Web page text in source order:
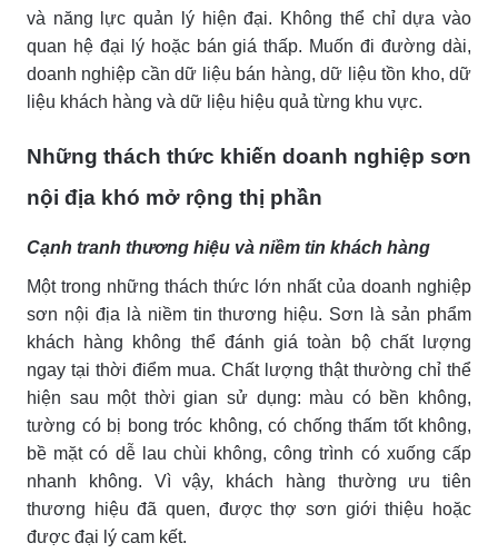
và năng lực quản lý hiện đại. Không thể chỉ dựa vào
quan hệ đại lý hoặc bán giá thấp. Muốn đi đường dài,
doanh nghiệp cần dữ liệu bán hàng, dữ liệu tồn kho, dữ
liệu khách hàng và dữ liệu hiệu quả từng khu vực.
Những thách thức khiến doanh nghiệp sơn
nội địa khó mở rộng thị phần
Cạnh tranh thương hiệu và niềm tin khách hàng
Một trong những thách thức lớn nhất của doanh nghiệp
sơn nội địa là niềm tin thương hiệu. Sơn là sản phẩm
khách hàng không thể đánh giá toàn bộ chất lượng
ngay tại thời điểm mua. Chất lượng thật thường chỉ thể
hiện sau một thời gian sử dụng: màu có bền không,
tường có bị bong tróc không, có chống thấm tốt không,
bề mặt có dễ lau chùi không, công trình có xuống cấp
nhanh không. Vì vậy, khách hàng thường ưu tiên
thương hiệu đã quen, được thợ sơn giới thiệu hoặc
được đại lý cam kết.